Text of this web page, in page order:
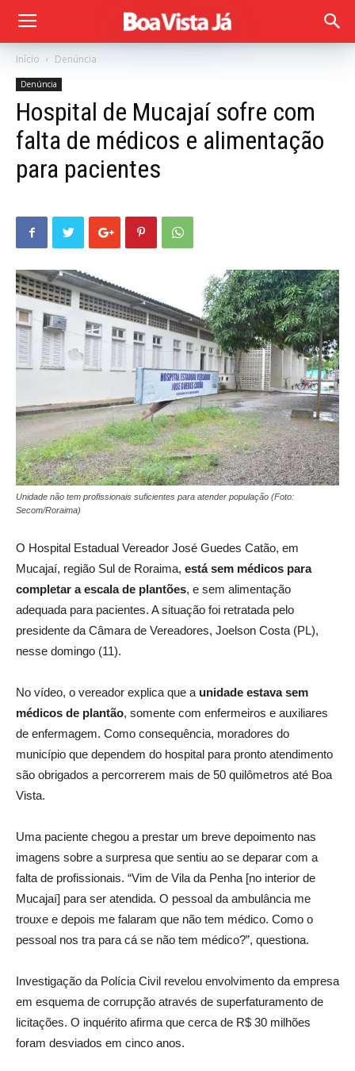
Início Denúncia
Denúncia
Hospital de Mucajaí sofre com
falta de médicos e alimentação
para pacientes
Unidade não tem profissionais suficientes para atender população (Foto:
Secom/Roraima)
O Hospital Estadual Vereador José Guedes Catão, em
Mucajaí, região Sul de Roraima, está sem médicos para
completar a escala de plantões, e sem alimentação
adequada para pacientes. A situação foi retratada pelo
presidente da Câmara de Vereadores, Joelson Costa (PL),
nesse domingo (11).
No vídeo, o vereador explica que a unidade estava sem
médicos de plantão, somente com enfermeiros e auxiliares
de enfermagem. Como consequência, moradores do
município que dependem do hospital para pronto atendimento
são obrigados a percorrerem mais de 50 quilômetros até Boa
Vista.
Uma paciente chegou a prestar um breve depoimento nas
imagens sobre a surpresa que sentiu ao se deparar com a
falta de profissionais. “Vim de Vila da Penha [no interior de
Mucajaí] para ser atendida. O pessoal da ambulância me
trouxe e depois me falaram que não tem médico. Como o
pessoal nos tra para cá se não tem médico?”, questiona.
Investigação da Polícia Civil revelou envolvimento da empresa
em esquema de corrupção através de superfaturamento de
licitações. O inquérito afirma que cerca de R$ 30 milhões
foram desviados em cinco anos.